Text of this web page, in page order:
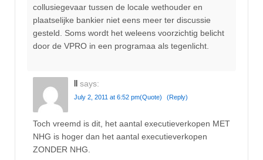
collusiegevaar tussen de locale wethouder en
plaatselijke bankier niet eens meer ter discussie
gesteld. Soms wordt het weleens voorzichtig belicht
door de VPRO in een programaa als tegenlicht.
says:
July 2, 2011 at 6:52 pm(Quote) (Reply)
Toch vreemd is dit, het aantal executieverkopen MET
NHG is hoger dan het aantal executieverkopen
ZONDER NHG.